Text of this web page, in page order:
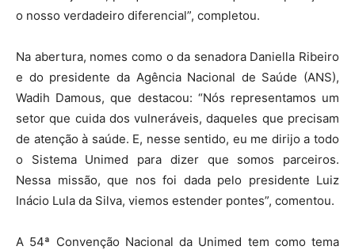
o nosso verdadeiro diferencial”, completou.
Na abertura, nomes como o da senadora Daniella Ribeiro
e do presidente da Agência Nacional de Saúde (ANS),
Wadih Damous, que destacou: “Nós representamos um
setor que cuida dos vulneráveis, daqueles que precisam
de atenção à saúde. E, nesse sentido, eu me dirijo a todo
o Sistema Unimed para dizer que somos parceiros.
Nessa missão, que nos foi dada pelo presidente Luiz
Inácio Lula da Silva, viemos estender pontes”, comentou.
A 54ª Convenção Nacional da Unimed tem como tema